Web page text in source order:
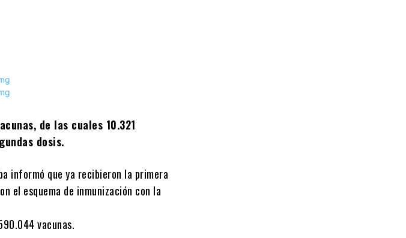
de las cuales 10.321
dosis.
informó que ya recibieron la primera
el esquema de inmunización con la
vacunas.